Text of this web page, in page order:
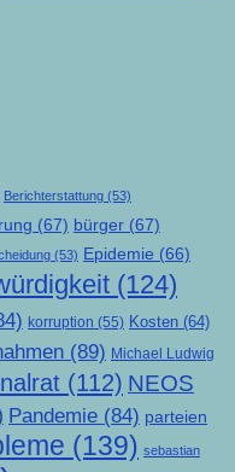
Berichterstattung (53)
(67) bürger (67)
(53) Epidemie (66)
(124)
korruption (55) Kosten (64)
(89) Michael Ludwig
(112) NEOS
Pandemie (84) parteien
(139) sebastian